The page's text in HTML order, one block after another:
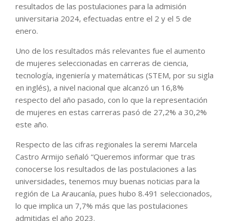
resultados de las postulaciones para la admisión
universitaria 2024, efectuadas entre el 2 y el 5 de
enero.
Uno de los resultados más relevantes fue el aumento
de mujeres seleccionadas en carreras de ciencia,
tecnología, ingeniería y matemáticas (STEM, por su sigla
en inglés), a nivel nacional que alcanzó un 16,8%
respecto del año pasado, con lo que la representación
de mujeres en estas carreras pasó de 27,2% a 30,2%
este año.
Respecto de las cifras regionales la seremi Marcela
Castro Armijo señaló “Queremos informar que tras
conocerse los resultados de las postulaciones a las
universidades, tenemos muy buenas noticias para la
región de La Araucanía, pues hubo 8.491 seleccionados,
lo que implica un 7,7% más que las postulaciones
admitidas el año 2023.